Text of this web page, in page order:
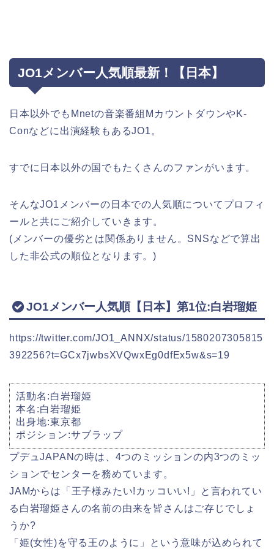
JO1メンバー人気順最新！【日本】
日本以外でもMnetの音楽番組MカウントダウンやK-
Conなどに出演経験もあるJO1。
すでに日本以外の国でもたくさんのファンがいます。
そんなJO1メンバーの日本での人気順についてプロフィ
ールと共にご紹介していきます。
(メンバーの優劣とは関係ありません。SNSなどで算出
した非公式の順位となります。)
JO1メンバー人気順【日本】第1位:白岩瑠姫
https://twitter.com/JO1_ANNX/status/1580207305815
392256?t=GCx7jwbsXVQwxEg0dfEx5w&s=19
活動名:白岩瑠姫
本名:白岩瑠姫
出身地:東京都
ポジション:サブラップ
プデュJAPANの時は、4つのミッションの内3つのミッ
ションでセンターを務めています。
JAMからは「王子様みたい!カッコいい!」と言われてい
る白岩瑠姫さんの名前の由来を皆さんはご存じでしょ
うか?
「姫(女性)を守る王のように」という意味が込められて